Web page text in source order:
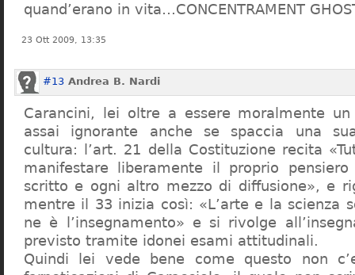
quand’erano in vita…CONCENTRAMENT
23 Ott 2009, 13:35
#13 Andrea B. Nardi
Carancini, lei oltre a essere moralmente
assai ignorante anche se spaccia una
cultura: l’art. 21 della Costituzione recita
manifestare liberamente il proprio
scritto e ogni altro mezzo di diffusione», e
mentre il 33 inizia così: «L’arte e la scienza
ne è l’insegnamento» e si rivolge
previsto tramite idonei esami attitudinali.
Quindi lei vede bene come questo non